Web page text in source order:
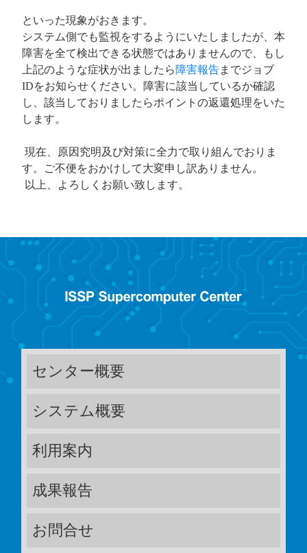
といった現象がおきます。
システム側でも監視をするようにいたしましたが、本
障害を全て検出できる状態ではありませんので、もし
上記のような症状が出ましたら障害報告までジョブ
IDをお知らせください。障害に該当しているか確認
し、該当しておりましたらポイントの返還処理をいた
します。
現在、原因究明及び対策に全力で取り組んでおりま
す。ご不便をおかけして大変申し訳ありません。
以上、よろしくお願い致します。
センター概要
システム概要
利用案内
成果報告
お問合せ